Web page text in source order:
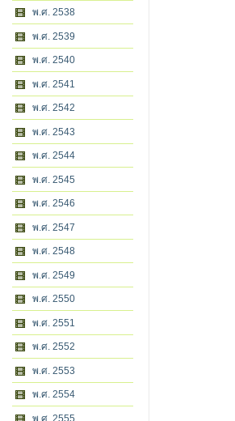
พ.ศ. 2538
พ.ศ. 2539
พ.ศ. 2540
พ.ศ. 2541
พ.ศ. 2542
พ.ศ. 2543
พ.ศ. 2544
พ.ศ. 2545
พ.ศ. 2546
พ.ศ. 2547
พ.ศ. 2548
พ.ศ. 2549
พ.ศ. 2550
พ.ศ. 2551
พ.ศ. 2552
พ.ศ. 2553
พ.ศ. 2554
พ.ศ. 2555